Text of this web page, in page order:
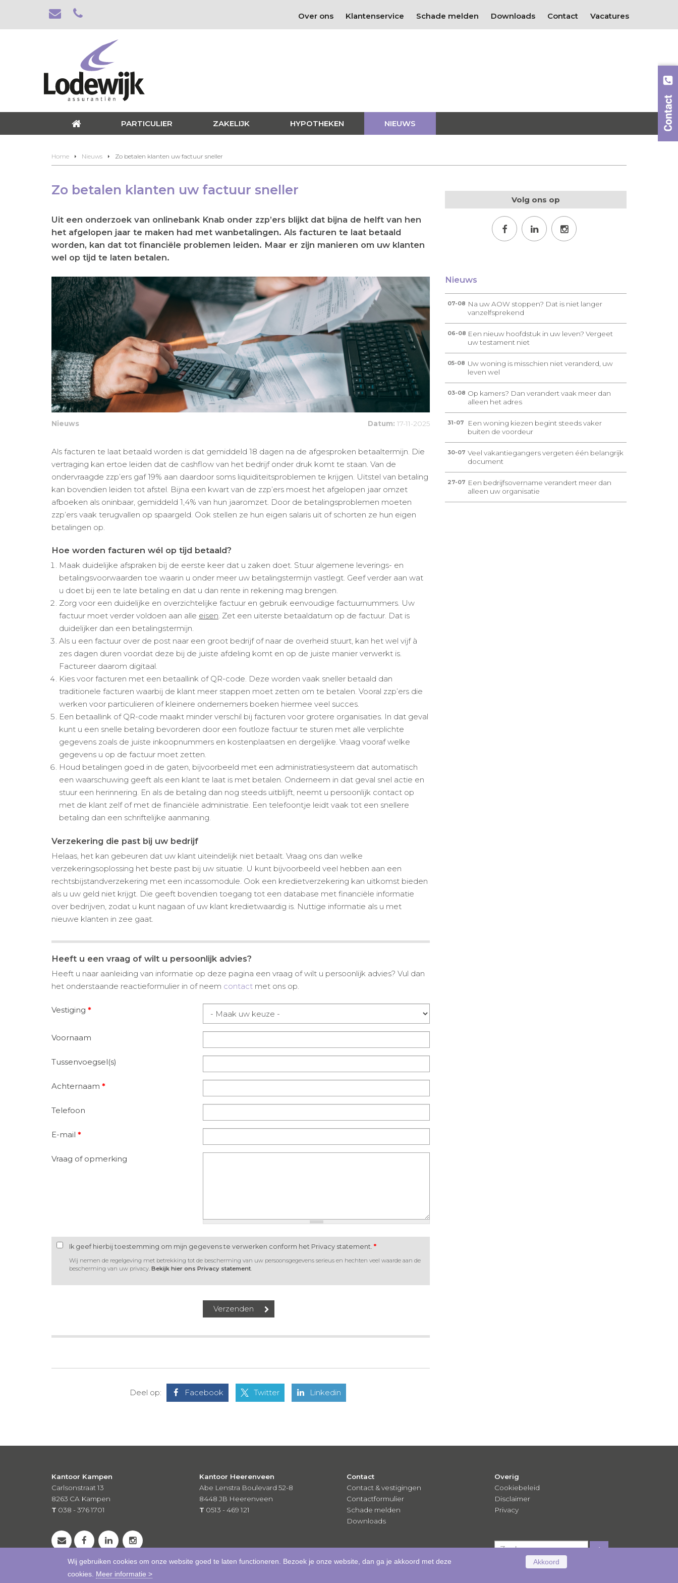
Wij gebruiken cookies om onze website goed te laten functioneren. Bezoek je onze website, dan ga je akkoord met deze
cookies. Meer informatie >
Akkoord
Over ons Klantenservice Schade melden Downloads Contact Vacatures
PARTICULIER ZAKELIJK HYPOTHEKEN NIEUWS
Home Nieuws Zo betalen klanten uw factuur sneller
Zo betalen klanten uw factuur sneller
Uit een onderzoek van onlinebank Knab onder zzp’ers blijkt dat bijna de helft van hen
het afgelopen jaar te maken had met wanbetalingen. Als facturen te laat betaald
worden, kan dat tot financiële problemen leiden. Maar er zijn manieren om uw klanten
wel op tijd te laten betalen.
Nieuws Datum: 17-11-2025
Als facturen te laat betaald worden is dat gemiddeld 18 dagen na de afgesproken betaaltermijn. Die
vertraging kan ertoe leiden dat de cashflow van het bedrijf onder druk komt te staan. Van de
ondervraagde zzp’ers gaf 19% aan daardoor soms liquiditeitsproblemen te krijgen. Uitstel van betaling
kan bovendien leiden tot afstel. Bijna een kwart van de zzp’ers moest het afgelopen jaar omzet
afboeken als oninbaar, gemiddeld 1,4% van hun jaaromzet. Door de betalingsproblemen moeten
zzp’ers vaak terugvallen op spaargeld. Ook stellen ze hun eigen salaris uit of schorten ze hun eigen
betalingen op.
Hoe worden facturen wél op tijd betaald?
Maak duidelijke afspraken bij de eerste keer dat u zaken doet. Stuur algemene leverings- en
betalingsvoorwaarden toe waarin u onder meer uw betalingstermijn vastlegt. Geef verder aan wat
u doet bij een te late betaling en dat u dan rente in rekening mag brengen.
Zorg voor een duidelijke en overzichtelijke factuur en gebruik eenvoudige factuurnummers. Uw
factuur moet verder voldoen aan alle eisen. Zet een uiterste betaaldatum op de factuur. Dat is
duidelijker dan een betalingstermijn.
Als u een factuur over de post naar een groot bedrijf of naar de overheid stuurt, kan het wel vijf à
zes dagen duren voordat deze bij de juiste afdeling komt en op de juiste manier verwerkt is.
Factureer daarom digitaal.
Kies voor facturen met een betaallink of QR-code. Deze worden vaak sneller betaald dan
traditionele facturen waarbij de klant meer stappen moet zetten om te betalen. Vooral zzp’ers die
werken voor particulieren of kleinere ondernemers boeken hiermee veel succes.
Een betaallink of QR-code maakt minder verschil bij facturen voor grotere organisaties. In dat geval
kunt u een snelle betaling bevorderen door een foutloze factuur te sturen met alle verplichte
gegevens zoals de juiste inkoopnummers en kostenplaatsen en dergelijke. Vraag vooraf welke
gegevens u op de factuur moet zetten.
Houd betalingen goed in de gaten, bijvoorbeeld met een administratiesysteem dat automatisch
een waarschuwing geeft als een klant te laat is met betalen. Onderneem in dat geval snel actie en
stuur een herinnering. En als de betaling dan nog steeds uitblijft, neemt u persoonlijk contact op
met de klant zelf of met de financiële administratie. Een telefoontje leidt vaak tot een snellere
betaling dan een schriftelijke aanmaning.
Verzekering die past bij uw bedrijf
Helaas, het kan gebeuren dat uw klant uiteindelijk niet betaalt. Vraag ons dan welke
verzekeringsoplossing het beste past bij uw situatie. U kunt bijvoorbeeld veel hebben aan een
rechtsbijstandverzekering met een incassomodule. Ook een kredietverzekering kan uitkomst bieden
als u uw geld niet krijgt. Die geeft bovendien toegang tot een database met financiële informatie
over bedrijven, zodat u kunt nagaan of uw klant kredietwaardig is. Nuttige informatie als u met
nieuwe klanten in zee gaat.
Heeft u een vraag of wilt u persoonlijk advies?
Heeft u naar aanleiding van informatie op deze pagina een vraag of wilt u persoonlijk advies? Vul dan
het onderstaande reactieformulier in of neem contact met ons op.
Vestiging *
Voornaam
Tussenvoegsel(s)
Achternaam *
Telefoon
E-mail *
Vraag of opmerking
Ik geef hierbij toestemming om mijn gegevens te verwerken conform het Privacy statement. *
Wij nemen de regelgeving met betrekking tot de bescherming van uw persoonsgegevens serieus en hechten veel waarde aan de
bescherming van uw privacy. Bekijk hier ons Privacy statement.
Deel op: Facebook Twitter Linkedin
Volg ons op
Nieuws
07-08 Na uw AOW stoppen? Dat is niet langer
vanzelfsprekend
06-08 Een nieuw hoofdstuk in uw leven? Vergeet
uw testament niet
05-08 Uw woning is misschien niet veranderd, uw
leven wel
03-08 Op kamers? Dan verandert vaak meer dan
alleen het adres
31-07
Een woning kiezen begint steeds vaker
buiten de voordeur
30-07 Veel vakantiegangers vergeten één belangrijk
document
27-07 Een bedrijfsovername verandert meer dan
alleen uw organisatie
Kantoor Kampen
Carlsonstraat 13
8263 CA Kampen
T 038 - 376 1701
Kantoor Heerenveen
Abe Lenstra Boulevard 52-8
8448 JB Heerenveen
T 0513 - 469 121
Contact
Contact & vestigingen
Contactformulier
Schade melden
Downloads
Overig
Cookiebeleid
Disclaimer
Privacy